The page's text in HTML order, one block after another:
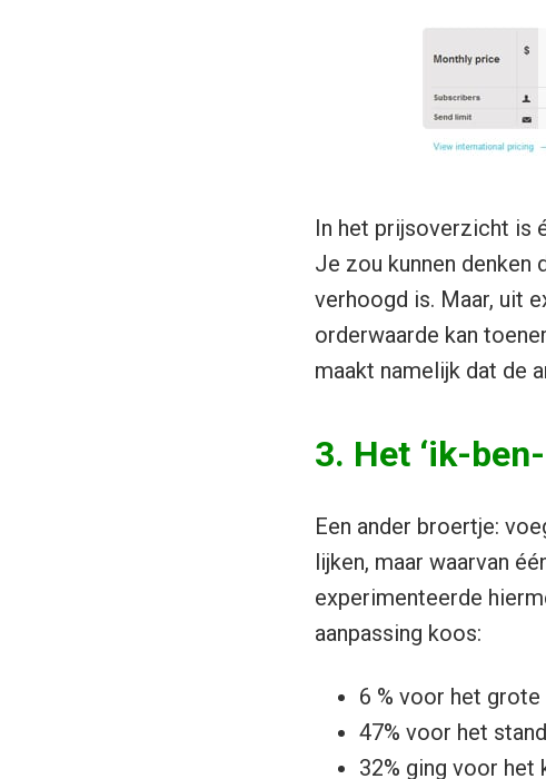
In het prijsoverzicht is
Je zou kunnen denken
verhoogd is. Maar, uit
orderwaarde kan
maakt namelijk dat de
3. Het ‘ik-
Een ander broertje:
lijken, maar waarvan
experimenteerde
aanpassing koos:
6 % voor het grote
47% voor het
32% ging voor het